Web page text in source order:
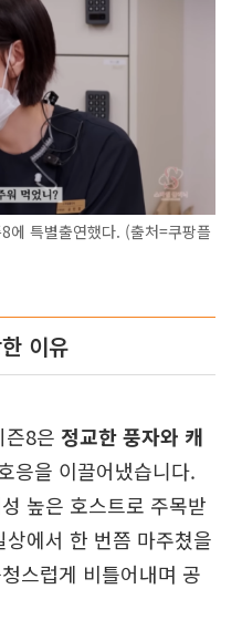
특별출연했다. (출처=쿠팡플
이유
8은 정교한 풍자와 캐
응을 이끌어냈습니다.
높은 호스트로 주목받
에서 한 번쯤 마주쳤을
스럽게 비틀어내며 공